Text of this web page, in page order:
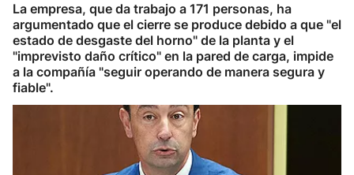
La empresa, que da trabajo a 171 personas, ha
argumentado que el cierre se produce debido a que "el
estado de desgaste del horno" de la planta y el
"imprevisto daño crítico" en la pared de carga, impide
a la compañía "seguir operando de manera segura y
fiable".